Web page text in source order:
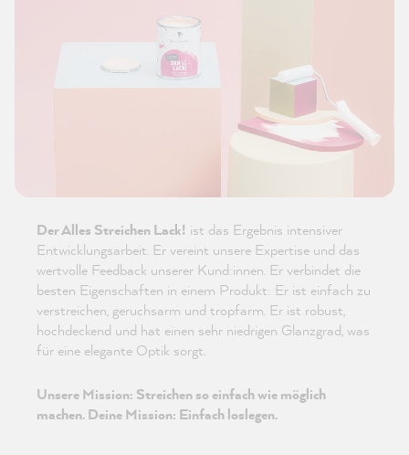
Der Alles Streichen Lack! ist das Ergebnis intensiver
Entwicklungsarbeit. Er vereint unsere Expertise und das
wertvolle Feedback unserer Kund:innen. Er verbindet die
besten Eigenschaften in einem Produkt: Er ist einfach zu
verstreichen, geruchsarm und tropfarm. Er ist robust,
hochdeckend und hat einen sehr niedrigen Glanzgrad, was
für eine elegante Optik sorgt.
Unsere Mission: Streichen so einfach wie möglich
machen. Deine Mission: Einfach loslegen.